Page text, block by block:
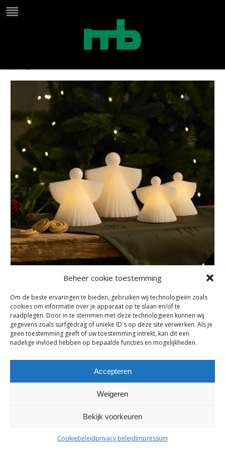
Beheer cookie toestemming
Om de beste ervaringen te bieden, gebruiken wij technologieën zoals
cookies om informatie over je apparaat op te slaan en/of te
raadplegen. Door in te stemmen met deze technologieën kunnen wij
gegevens zoals surfgedrag of unieke ID's op deze site verwerken. Als je
geen toestemming geeft of uw toestemming intrekt, kan dit een
nadelige invloed hebben op bepaalde functies en mogelijkheden.
Accepteren
Weigeren
Bekijk voorkeuren
Cookiebeleidprivacy beleidImpressum
13320_13321_13322_Asta (1)
Subscribe
Subscribe to our e-mail newsletter to receive updates.
maes-boons nv | interieur - meubelen - maatwerk | bazelstraat 61
- 9150 Kruibeke |
tel. +32 03 774 10 60